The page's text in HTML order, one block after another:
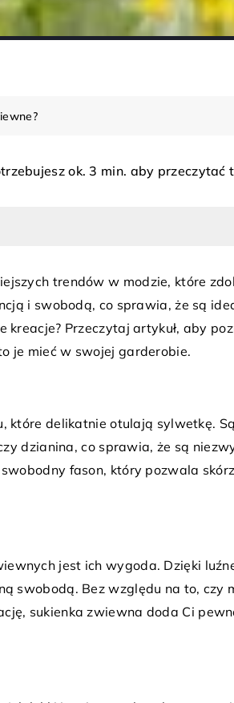
ok. 3 min. aby przeczytać
trendów w modzie, które
i swobodą, co sprawia, że są
Przeczytaj artykuł, aby
je mieć w swojej garderobie.
które delikatnie otulają sylwetkę.
dzianina, co sprawia, że są
fason, który pozwala
jest ich wygoda. Dzięki
swobodą. Bez względu na to, czy
sukienka zwiewna doda Ci
13 lutego 2026
Odkryj, jak stylizować męskie
lnu na lato, aby zawsze wyglądać
i czuć się komfortowo. Poznaj